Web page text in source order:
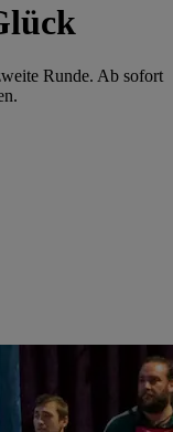
Runde. Ab sofort